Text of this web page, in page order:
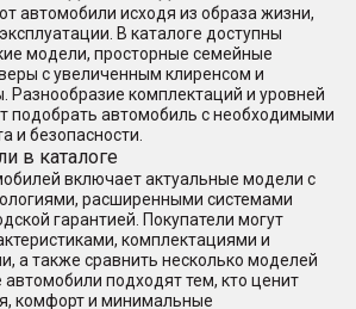
автомобили исходя из образа жизни,
В каталоге доступны
модели, просторные семейные
с увеличенным клиренсом и
Разнообразие комплектаций и уровней
подобрать автомобиль с необходимыми
и безопасности.
в каталоге
включает актуальные модели с
расширенными системами
гарантией. Покупатели могут
комплектациями и
а также сравнить несколько моделей
подходят тем, кто ценит
комфорт и минимальные